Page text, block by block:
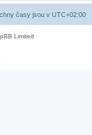
časy jsou v UTC+02:00
Limited